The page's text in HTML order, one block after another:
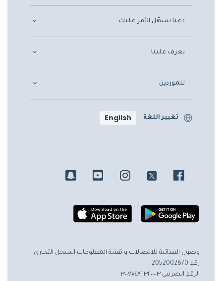
دعنا نسهّل الأمر عليك
تعرف علينا
للموردين
تغيير اللغة English
وصول الغذائية للاتصالات و تقنية المعلومات السجل التجاري
رقم 2052002870
الرقم الضريبي ٣٠٠٧٧٤٨٦٣٢٠٠٠٠٣